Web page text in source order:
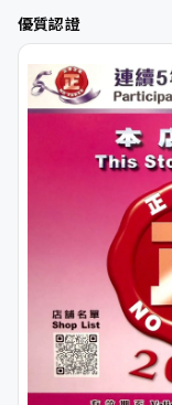
優質認證